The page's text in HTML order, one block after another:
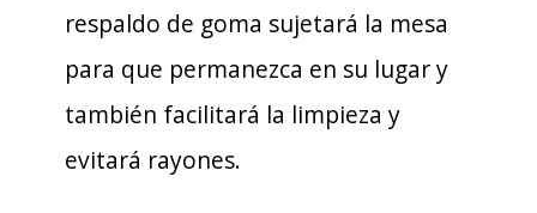
respaldo de goma sujetará la mesa
para que permanezca en su lugar y
también facilitará la limpieza y
evitará rayones.